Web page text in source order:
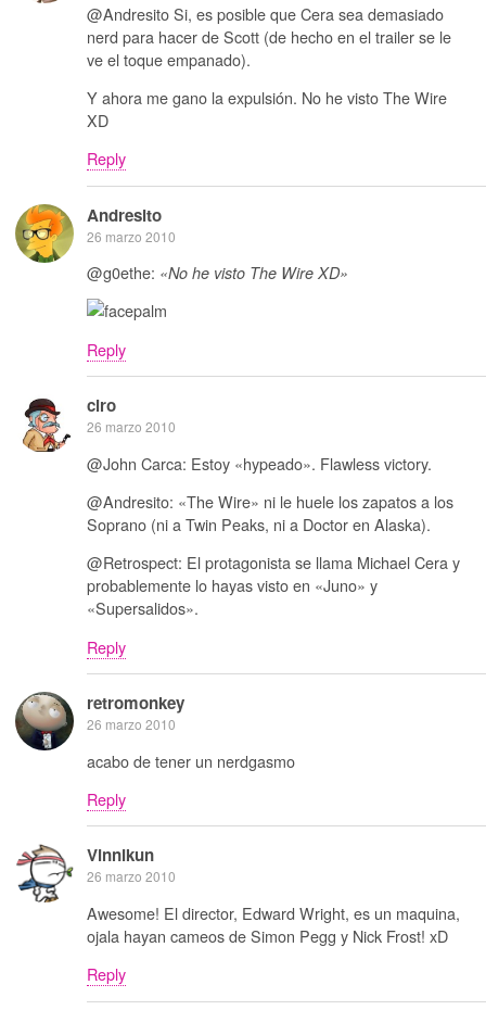
@Andresito Si, es posible que Cera sea demasiado
nerd para hacer de Scott (de hecho en el trailer se le
ve el toque empanado).
Y ahora me gano la expulsión. No he visto The Wire
XD
Reply
Andresito
26 marzo 2010
@g0ethe: «No he visto The Wire XD»
Reply
ciro
26 marzo 2010
@John Carca: Estoy «hypeado». Flawless victory.
@Andresito: «The Wire» ni le huele los zapatos a los
Soprano (ni a Twin Peaks, ni a Doctor en Alaska).
@Retrospect: El protagonista se llama Michael Cera y
probablemente lo hayas visto en «Juno» y
«Supersalidos».
Reply
retromonkey
26 marzo 2010
acabo de tener un nerdgasmo
Reply
Vinnikun
26 marzo 2010
Awesome! El director, Edward Wright, es un maquina,
ojala hayan cameos de Simon Pegg y Nick Frost! xD
Reply